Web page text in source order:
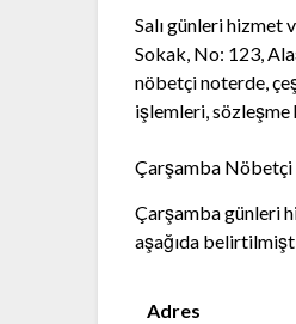
Salı günleri hizmet
Sokak, No: 123,
nöbetçi noterde,
işlemleri, sözleşme
Çarşamba
Çarşamba günleri
aşağıda
Adres